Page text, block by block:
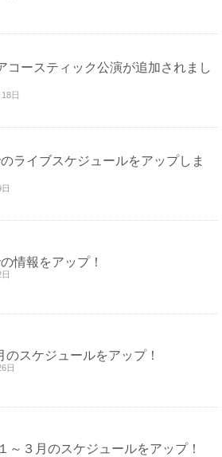
コースティック公演が追加されまし
日
ライブスケジュールをアップしま
情報をアップ！
のスケジュールをアップ！
日
～３月のスケジュールをアップ！